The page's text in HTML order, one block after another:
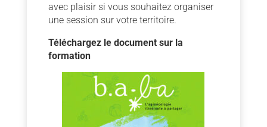
avec plaisir si vous souhaitez organiser
une session sur votre territoire.
Téléchargez le document sur la
formation